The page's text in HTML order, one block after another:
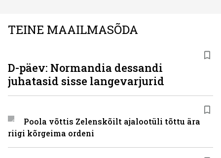
TEINE MAAILMASÕDA
D-päev: Normandia dessandi
juhatasid sisse langevarjurid
Poola võttis Zelenskõilt ajalootüli tõttu ära
riigi kõrgeima ordeni